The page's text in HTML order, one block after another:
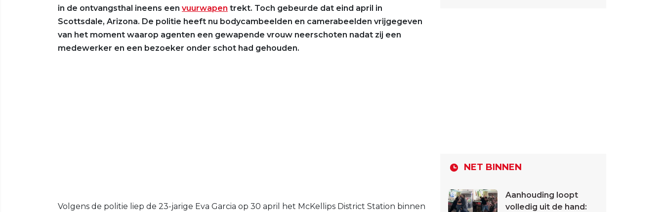
in de ontvangsthal ineens een vuurwapen trekt. Toch gebeurde dat eind april in
Scottsdale, Arizona. De politie heeft nu bodycambeelden en camerabeelden vrijgegeven
van het moment waarop agenten een gewapende vrouw neerschoten nadat zij een
medewerker en een bezoeker onder schot had gehouden.
Volgens de politie liep de 23-jarige Eva Garcia op 30 april het McKellips District Station binnen
NET BINNEN
Aanhouding loopt
volledig uit de hand: